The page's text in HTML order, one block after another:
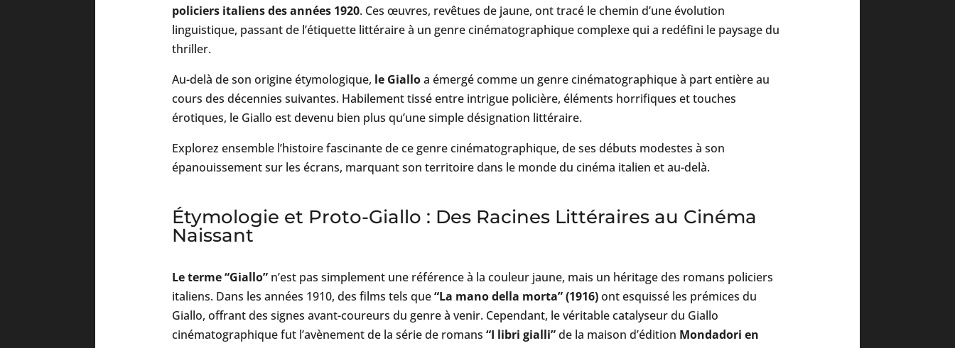
policiers italiens des années 1920. Ces œuvres, revêtues de jaune, ont tracé le chemin d’une évolution
linguistique, passant de l’étiquette littéraire à un genre cinématographique complexe qui a redéfini le paysage du
thriller.
Au-delà de son origine étymologique, le Gialloa émergé comme un genre cinématographique à part entière au
cours des décennies suivantes. Habilement tissé entre intrigue policière, éléments horrifiques et touches
érotiques, le Giallo est devenu bien plus qu’une simple désignation littéraire.
Explorez ensemble l’histoire fascinante de ce genre cinématographique, de ses débuts modestes à son
épanouissement sur les écrans, marquant son territoire dans le monde du cinéma italien et au-delà.
Étymologie et Proto-Giallo : Des Racines Littéraires au Cinéma
Naissant
Le terme “Giallo”n’est pas simplement une référence à la couleur jaune, mais un héritage des romans policiers
italiens. Dans les années 1910, des films tels que“La mano della morta” (1916)ont esquissé les prémices du
Giallo, offrant des signes avant-coureurs du genre à venir. Cependant, le véritable catalyseur du Giallo
cinématographique fut l’avènement de la série de romans “I libri gialli”de la maison d’édition Mondadori en